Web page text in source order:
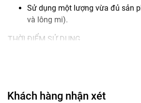
Sử dụng một lượng vừa đủ sản
và lông mi).
THỜI ĐIỂM SỬ DỤNG
Khách hàng nhận xét